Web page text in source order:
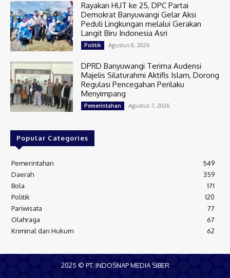
Rayakan HUT ke 25, DPC Partai
Demokrat Banyuwangi Gelar Aksi
Peduli Lingkungan melalui Gerakan
Langit Biru Indonesia Asri
Politik Agustus 8, 2026
DPRD Banyuwangi Terima Audensi
Majelis Silaturahmi Aktifis Islam, Dorong
Regulasi Pencegahan Perilaku
Menyimpang
Pemerintahan Agustus 7, 2026
Popular Categories
Pemerintahan
549
Daerah
359
Bola
171
Politik
120
Pariwisata
77
Olahraga
67
Kriminal dan Hukum
62
2025 © PT. INDOSNAP MEDIA SIBER